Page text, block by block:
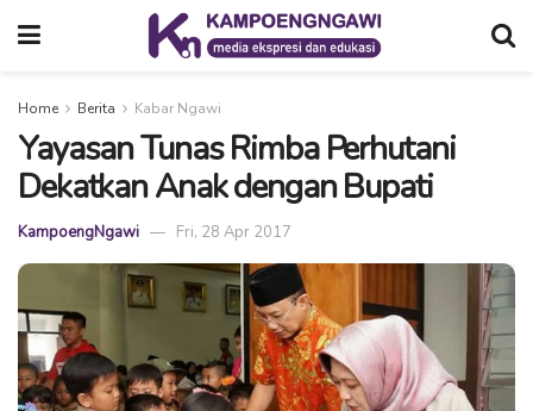
Home Berita Kabar Ngawi
Yayasan Tunas Rimba Perhutani
Dekatkan Anak dengan Bupati
KampoengNgawi Fri, 28 Apr 2017